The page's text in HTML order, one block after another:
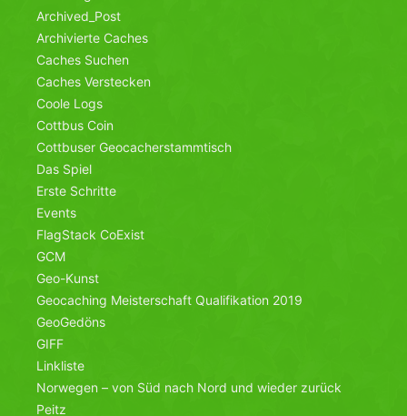
Archived_Post
Archivierte Caches
Caches Suchen
Caches Verstecken
Coole Logs
Cottbus Coin
Cottbuser Geocacherstammtisch
Das Spiel
Erste Schritte
Events
FlagStack CoExist
GCM
Geo-Kunst
Geocaching Meisterschaft Qualifikation 2019
GeoGedöns
GIFF
Linkliste
Norwegen – von Süd nach Nord und wieder zurück
Peitz